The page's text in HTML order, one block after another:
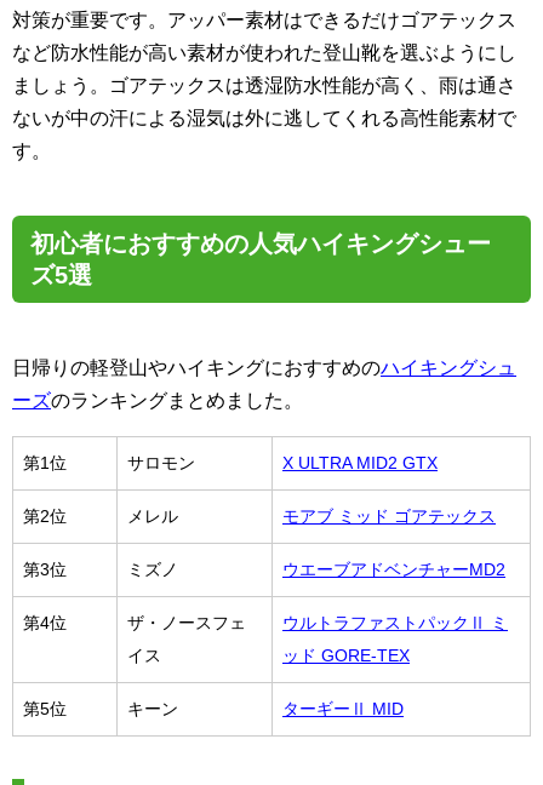
対策が重要です。アッパー素材はできるだけゴアテックス
など防水性能が高い素材が使われた登山靴を選ぶようにし
ましょう。ゴアテックスは透湿防水性能が高く、雨は通さ
ないが中の汗による湿気は外に逃してくれる高性能素材で
す。
初心者におすすめの人気ハイキングシュー
ズ5選
日帰りの軽登山やハイキングにおすすめのハイキングシュ
ーズのランキングまとめました。
第1位 サロモン X ULTRA MID2 GTX
第2位 メレル モアブ ミッド ゴアテックス
第3位 ミズノ ウエーブアドベンチャーMD2
第4位
ザ・ノースフェ
イス
ウルトラファストパックⅡ ミ
ッド GORE-TEX
第5位 キーン ターギーⅡ MID